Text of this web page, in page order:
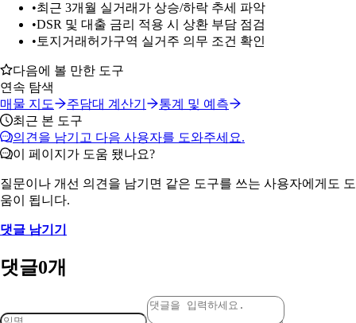
•최근 3개월 실거래가 상승/하락 추세 파악
•DSR 및 대출 금리 적용 시 상환 부담 점검
• 토지거래허가구역 실거주 의무 조건 확인
다음에 볼 만한 도구
연속 탐색
매물 지도
주담대 계산기
통계 및 예측
최근 본 도구
의견을 남기고 다음 사용자를 도와주세요.
이 페이지가 도움 됐나요?
질문이나 개선 의견을 남기면 같은 도구를 쓰는 사용자에게도 도
움이 됩니다.
댓글 남기기
댓글0개